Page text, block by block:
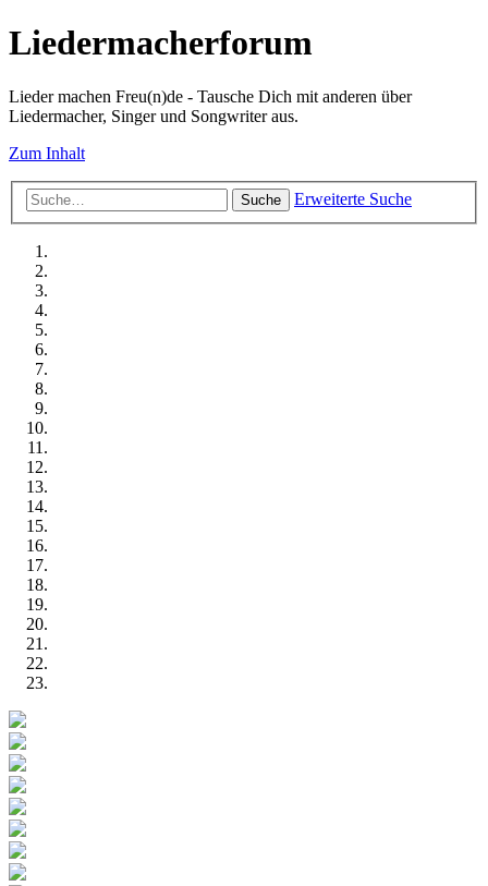
Liedermacherforum
Lieder machen Freu(n)de - Tausche Dich mit anderen über
Liedermacher, Singer und Songwriter aus.
Zum Inhalt
Suche Erweiterte Suche